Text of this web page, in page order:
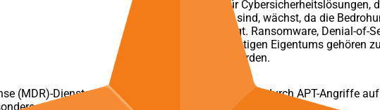
Der Markt für Cybersicherheitslösungen,
ausgerichtet sind, wächst, da die
weiter ansteigt. Ransomware, Denial-of-
Diebstahl geistigen Eigentums gehören
ausgenutzt werden.
(MDR)-Diensten, kennt die wachsende Bedrohung durch APT-Angriffe
auf den Diebstahl geistigen Eigentums.